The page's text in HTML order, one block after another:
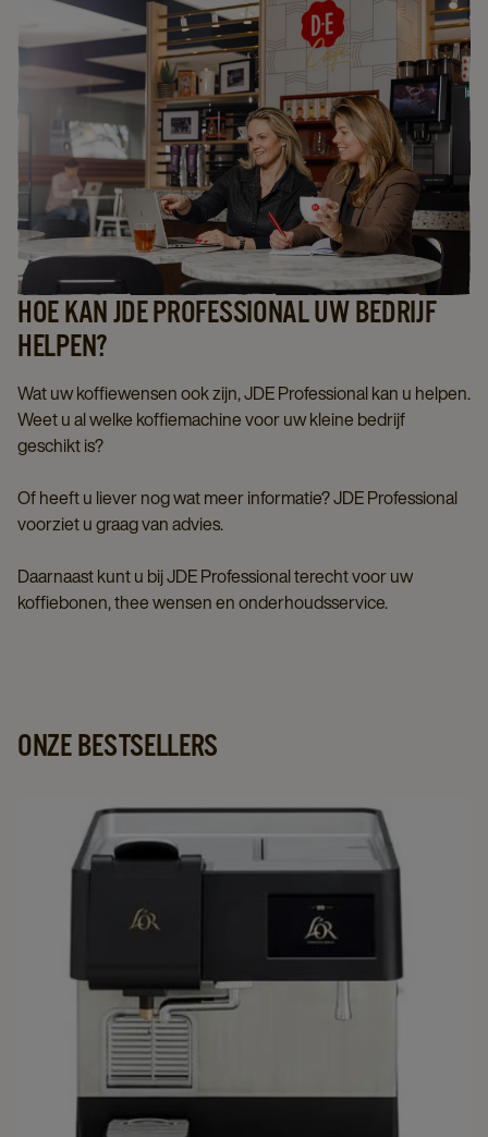
HOE KAN JDE PROFESSIONAL UW BEDRIJF
HELPEN?
Wat uw koffiewensen ook zijn, JDE Professional kan u helpen.
Weet u al welke koffiemachine voor uw kleine bedrijf
geschikt is?
Of heeft u liever nog wat meer informatie? JDE Professional
voorziet u graag van advies.
Daarnaast kunt u bij JDE Professional terecht voor uw
koffiebonen, thee wensen en onderhoudsservice.
ONZE BESTSELLERS